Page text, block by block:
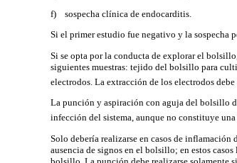
f) sospecha clínica de endocarditis.
Si el primer estudio fue negativo y la sospecha
Si se opta por la conducta de explorar el
siguientes muestras: tejido del bolsillo para
electrodos. La extracción de los electrodos
La punción y aspiración con aguja del bolsillo
infección del sistema, aunque no constituye
Solo debería realizarse en casos de
ausencia de signos en el bolsillo; en estos